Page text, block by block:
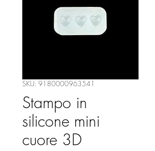
SKU: 9180000963541
Stampo in
silicone mini
cuore 3D